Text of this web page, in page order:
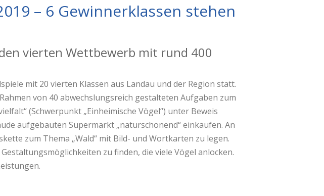
– 6 Gewinnerklassen stehen
vierten Wettbewerb mit rund 400
mit 20 vierten Klassen aus Landau und der Region statt.
von 40 abwechslungsreich gestalteten Aufgaben zum
(Schwerpunkt „Einheimische Vögel“) unter Beweis
aufgebauten Supermarkt „naturschonend“ einkaufen. An
zum Thema „Wald“ mit Bild- und Wortkarten zu legen.
zu finden, die viele Vögel anlocken.